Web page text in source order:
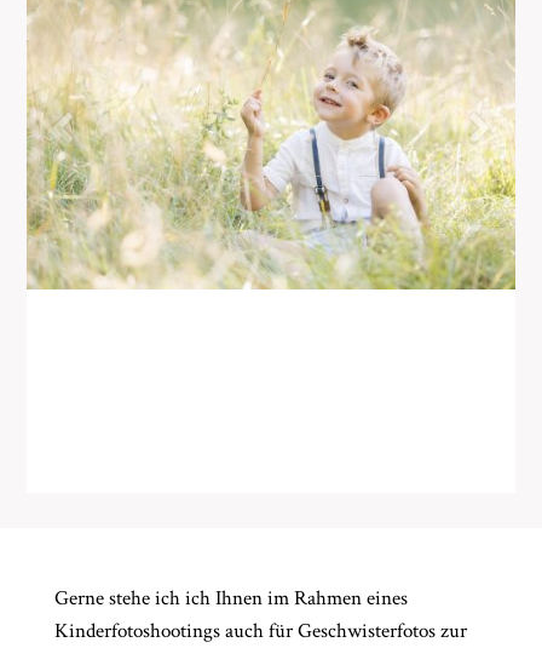
Gerne stehe ich ich Ihnen im Rahmen eines
Kinderfotoshootings auch für Geschwisterfotos zur